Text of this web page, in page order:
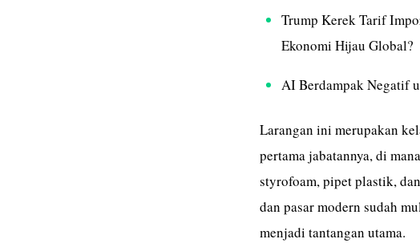
Trump Kerek Tarif
Ekonomi Hijau Global?
AI Berdampak Negatif
Larangan ini merupakan
pertama jabatannya, di
styrofoam, pipet plastik,
dan pasar modern sudah
menjadi tantangan utama.